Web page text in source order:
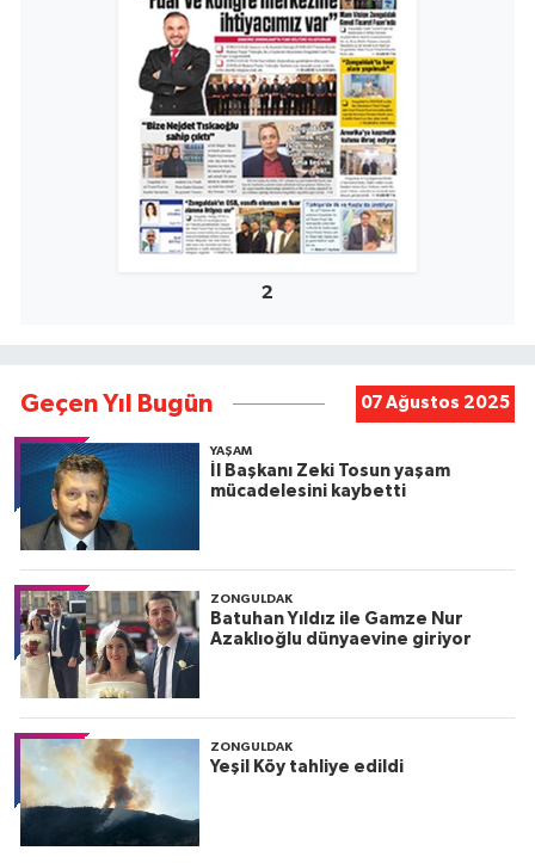
2
Geçen Yıl Bugün 07 Ağustos 2025
YAŞAM
İl Başkanı Zeki Tosun yaşam
mücadelesini kaybetti
ZONGULDAK
Batuhan Yıldız ile Gamze Nur
Azaklıoğlu dünyaevine giriyor
ZONGULDAK
Yeşil Köy tahliye edildi